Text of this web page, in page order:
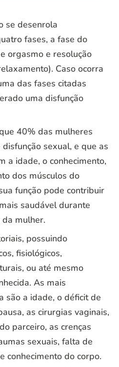
se desenrola
fases, a fase do
orgasmo e resolução
Caso ocorra
das fases citadas
uma disfunção
40% das mulheres
sexual, e que as
a idade, o conhecimento,
dos músculos do
função pode contribuir
saudável durante
mulher.
possuindo
fisiológicos,
ou até mesmo
As mais
são a idade, o déficit de
as cirurgias vaginais,
parceiro, as crenças
sexuais, falta de
conhecimento do corpo.